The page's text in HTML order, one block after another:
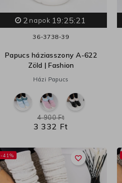
2 napok 19:25:20
36-3738-39
Papucs háziasszony A-622
Zöld | Fashion
Házi Papucs
3 332 Ft
4 900 Ft
favorite_border
-41%